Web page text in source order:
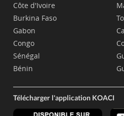
Côte d'Ivoire
Burkina Faso
Gabon
Congo
Sénégal
Bénin
Télécharger l'application KOACI